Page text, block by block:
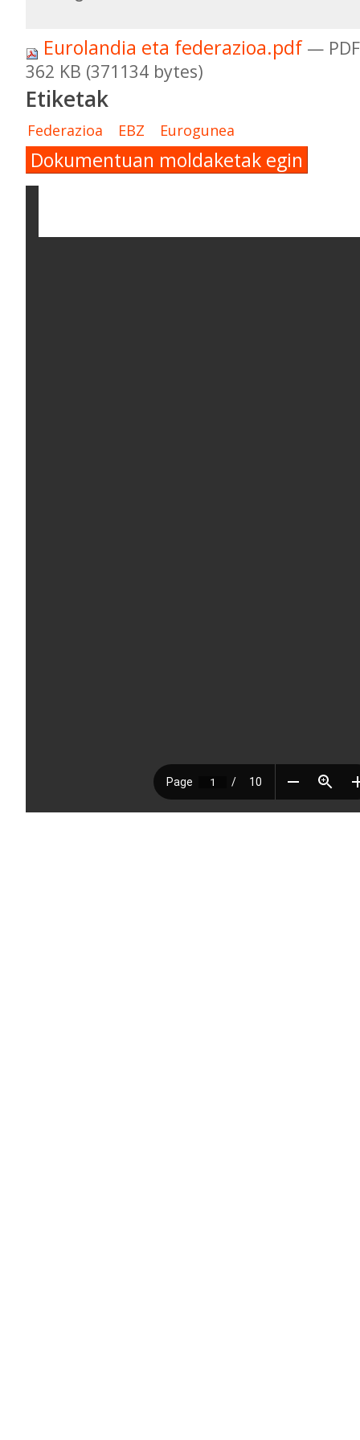
Eurolandia eta federazioa.pdf —
362 KB (371134 bytes)
Etiketak
Federazioa EBZ Eurogunea
Dokumentuan moldaketak egin